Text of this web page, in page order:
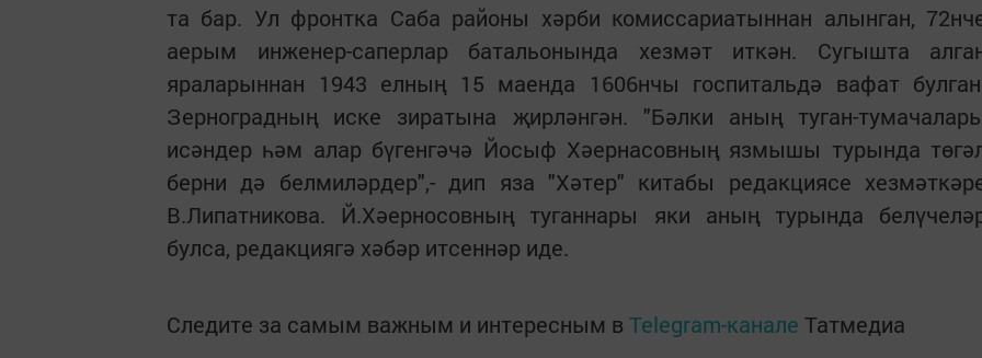
та бар. Ул фронтка Саба районы хәрби комиссариатыннан алынган,
аерым инженер-саперлар батальонында хезмәт иткән. Сугышта
яраларыннан 1943 елның 15 маенда 1606нчы госпитальдә вафат
Зерноградның иске зиратына җирләнгән. "Бәлки аның туган-
исәндер һәм алар бүгенгәчә Йосыф Хәернасовның язмышы турында
берни дә белмиләрдер",- дип яза "Хәтер" китабы редакциясе
В.Липатникова. Й.Хәерносовның туганнары яки аның турында
булса, редакциягә хәбәр итсеннәр иде.
Следите за самым важным и интересным в Telegram-канале Татмедиа